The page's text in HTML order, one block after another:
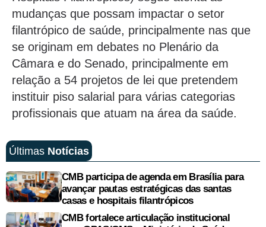
mudanças que possam impactar o setor
filantrópico de saúde, principalmente nas que
se originam em debates no Plenário da
Câmara e do Senado, principalmente em
relação a 54 projetos de lei que pretendem
instituir piso salarial para várias categorias
profissionais que atuam na área da saúde.
Últimas Notícias
CMB participa de agenda em Brasília para
avançar pautas estratégicas das santas
casas e hospitais filantrópicos
CMB fortalece articulação institucional